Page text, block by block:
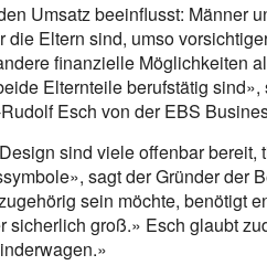
Umsatz beeinflusst: Männer
die Eltern sind, umso
finanzielle Möglichkeiten
Elternteile berufstätig
Esch von der EBS
sind viele offenbar bereit,
sagt der Gründer der
sein möchte, benötigt
sicherlich groß.» Esch glaubt